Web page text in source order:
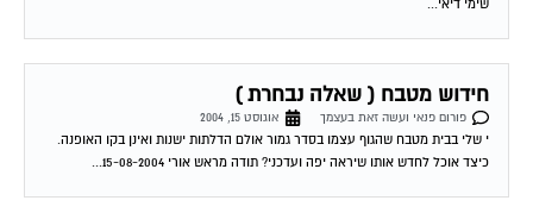
חידוש מטבח ( שאלה נבחרת )
פורום פנאי ועשה זאת בעצמך
אוגוסט 15, 2004
י שלי בבית מטבח שהגוף עצמו בסדר גמור אולם הדלתות ישנות ואינן בקו האופנה.
כיצד אוכל לחדש אותו שיראה יפה ועדכני? תודה מראש אורי 15-08-2004...